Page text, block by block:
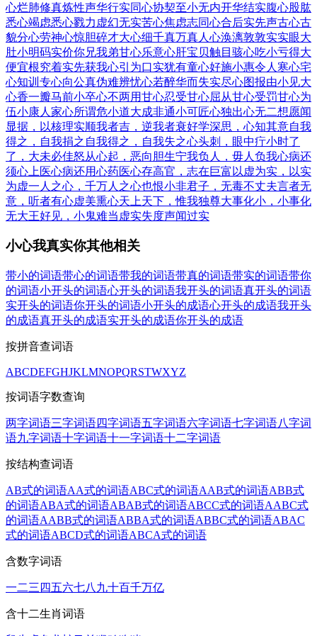
心烂肺修真炼性声华行实同心协契至小无内开华结实腹心股肱
悉心竭虑悉心戮力 虚幻无实苦心焦虑志同心合后实先声古心古
貌分心劳神心惊胆碎才大心细千真万真人心涣漓敦敦实实眼大
肚小明码实价你兄我弟甘心乐意心肝宝贝触目骇心吃小亏得大
便宜根究着实先获我心引为口实犹有童心好施小惠令人寒心宅
心知训 专心向公真伪难辨忧心若醉华而失实尽心图报由小见大
心香一瓣马前小卒心不两用甘心忍受甘心屈从甘心受罚甘心为
伍小康人家心所谓危小道大成非通小可匠心独出心无二想愿闻
显据，以核理实顺我者吉，逆我者衰好学深思，心知其意自我
得之，自我捐之 自我得之，自我失之心头刺，眼中疔小时了
了，大未必佳怒从心起，恶向胆生宁我负人，毋人负我心病还
须心上医心病还用心药医心存高官，志在巨富 以虚为实，以实
为虚一人之心，千万人之心也恨小非君子，无毒不丈夫言者无
意，听者有心虚美熏心天上天下，惟我独尊大事化小，小事化
无大王好见，小鬼难当 虚实失度声闻过实
小心我真实你其他相关
带小的词语带心的词语带我的词语带真的词语带实的词语带你
的词语小开头的词语心开头的词语我开头的词语真开头的词语
实开头的词语你开头的词语小开头的成语心开头的成语我开头
的成语真开头的成语实开头的成语你开头的成语
按拼音查词语
ABCDEFGHJKLMNOPQRSTWXYZ
按词语字数查询
两字词语三字词语四字词语五字词语六字词语七字词语八字词
语九字词语十字词语十一字词语十二字词语
按结构查词语
AB式的词语AA式的词语ABC式的词语AAB式的词语ABB式
的词语ABA式的词语ABAB式的词语ABCC式的词语AABC式
的词语AABB式的词语ABBA式的词语ABBC式的词语ABAC
式的词语ABCD式的词语ABCA式的词语
含数字词语
一二三 四五六七八 九十百千万亿
含十二生肖词语